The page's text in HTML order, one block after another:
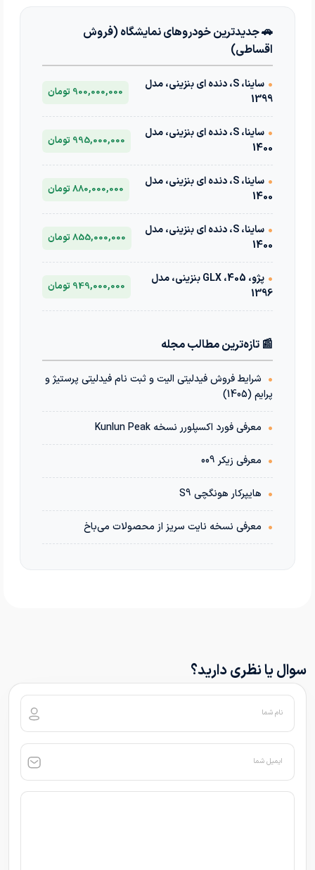
🚗 جدیدترین خودروهای نمایشگاه (فروش
اقساطی)
•
ساینا، S، دنده ای بنزینی، مدل
1399
900,000,000 تومان
•
ساینا، S، دنده ای بنزینی، مدل
1400
995,000,000 تومان
•
ساینا، S، دنده ای بنزینی، مدل
1400
880,000,000 تومان
•
ساینا، S، دنده ای بنزینی، مدل
1400
855,000,000 تومان
•
پژو، 405، GLX بنزینی، مدل
1396
949,000,000 تومان
📰 تازه‌ترین مطالب مجله
• شرایط فروش فیدلیتی الیت و ثبت نام فیدلیتی پرستیژ و
پرایم (1405)
• معرفی فورد اکسپلورر نسخه Kunlun Peak
• معرفی زیکر 009
• هایپرکار هونگچی S9
• معرفی نسخه نایت سریز از محصولات می‌باخ
سوال یا نظری دارید؟
نام شما
ایمیل شما